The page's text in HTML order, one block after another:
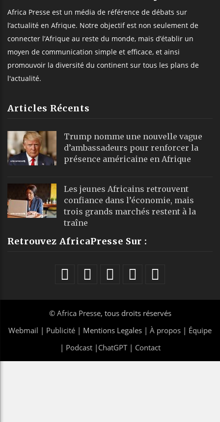
Africa Presse est un média de référence de débats sur
l’actualité en Afrique. Notre objectif est non seulement de
connecter l’Afrique au reste du monde, mais d’établir un
moyen de communication simple et efficace, et ainsi
promouvoir la diversité du continent sur tous les plans de
l'actualité.
Articles Récents
Trump nomme une nouvelle vague
d’ambassadeurs pour renforcer la
présence américaine en Afrique
Les jeunes Africains retrouvent
confiance dans l’économie, mais
trois grands marchés restent à la
traîne
Retrouvez AfricaPresse Sur :
© Africa Presse, tous droits réservés
Webmail | Publicité | Mentions Legales | À propos | Équipe
| Podcast| ChatGPT| Contact